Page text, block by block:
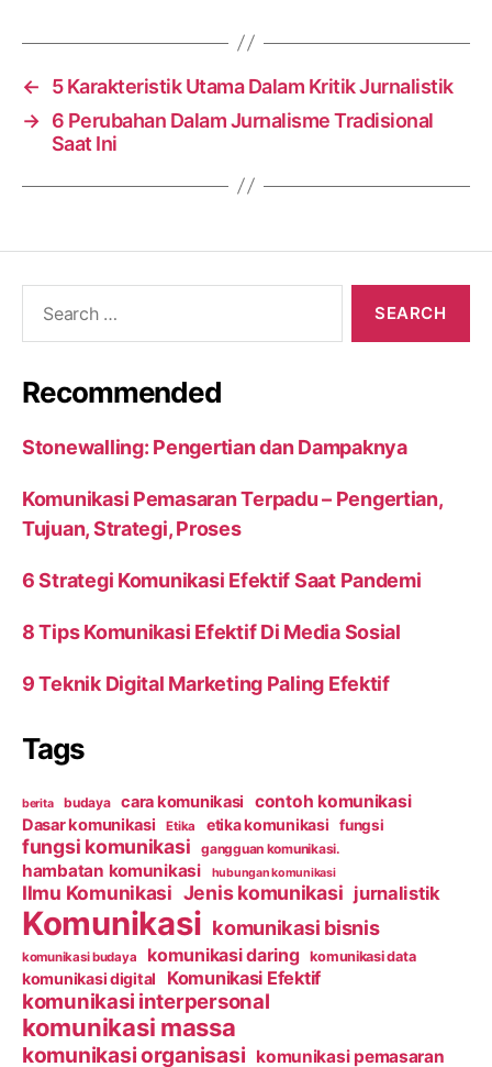
←
5 Karakteristik Utama Dalam Kritik Jurnalistik
→ 6 Perubahan Dalam Jurnalisme Tradisional
Saat Ini
Recommended
Stonewalling: Pengertian dan Dampaknya
Komunikasi Pemasaran Terpadu – Pengertian,
Tujuan, Strategi, Proses
6 Strategi Komunikasi Efektif Saat Pandemi
8 Tips Komunikasi Efektif Di Media Sosial
9 Teknik Digital Marketing Paling Efektif
Tags
berita budaya cara komunikasi contoh komunikasi
Dasar komunikasi Etika etika komunikasi fungsi
fungsi komunikasi gangguan komunikasi.
hambatan komunikasi hubungan komunikasi
Ilmu Komunikasi Jenis komunikasi jurnalistik
Komunikasi komunikasi bisnis
komunikasi budaya komunikasi daring komunikasi data
komunikasi digital Komunikasi Efektif
komunikasi interpersonal
komunikasi massa
komunikasi organisasi komunikasi pemasaran